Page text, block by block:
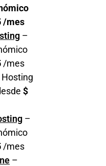
/mes
–
/mes
$
–
/mes
–